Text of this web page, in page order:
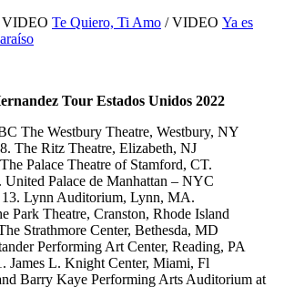
Te Quiero, Ti Amo / VIDEO Ya es
Tour Estados Unidos 2022
The Westbury Theatre, Westbury, NY
The Ritz Theatre, Elizabeth, NJ
Palace Theatre of Stamford, CT.
United Palace de Manhattan – NYC
Lynn Auditorium, Lynn, MA.
Park Theatre, Cranston, Rhode Island
Strathmore Center, Bethesda, MD
Performing Art Center, Reading, PA
James L. Knight Center, Miami, Fl
Barry Kaye Performing Arts Auditorium at